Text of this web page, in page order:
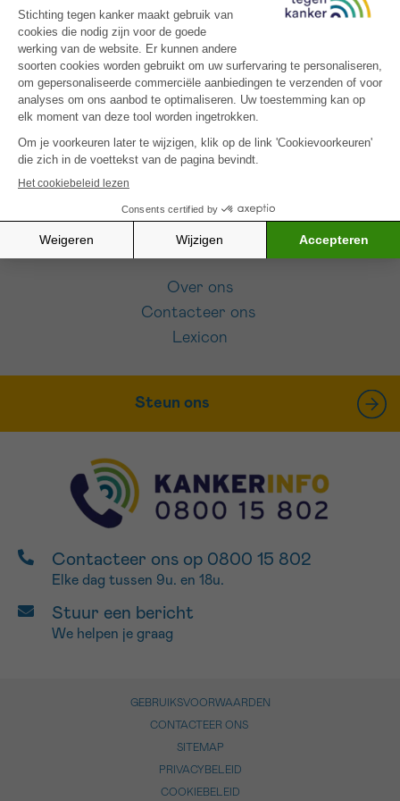
SCHRIJF JE IN VOOR ONZE NIEUWSBRIEF
Ik aanvaard degebruiksvoorwaarden
Over ons
Contacteer ons
Lexicon
Steun ons
Contacteer ons op 0800 15 802
Elke dag tussen 9u. en 18u.
Stuur een bericht
We helpen je graag
GEBRUIKSVOORWAARDEN
CONTACTEER ONS
SITEMAP
PRIVACYBELEID
COOKIEBELEID